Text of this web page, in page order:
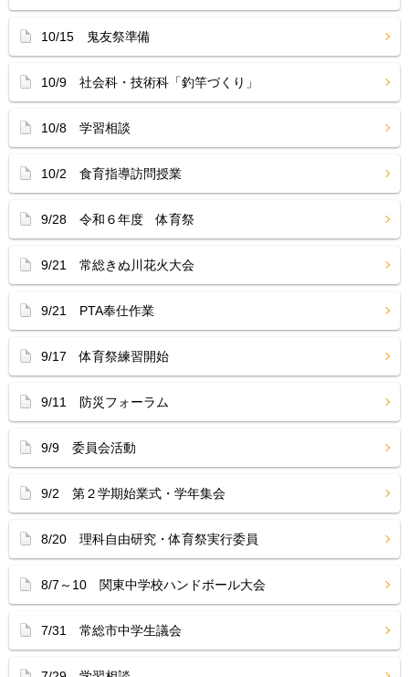
10/15 鬼友祭準備
10/9 社会科・技術科「釣竿づくり」
10/8 学習相談
10/2 食育指導訪問授業
9/28 令和６年度 体育祭
9/21 常総きぬ川花火大会
9/21 PTA奉仕作業
9/17 体育祭練習開始
9/11 防災フォーラム
9/9 委員会活動
9/2 第２学期始業式・学年集会
8/20 理科自由研究・体育祭実行委員
8/7～10 関東中学校ハンドボール大会
7/31 常総市中学生議会